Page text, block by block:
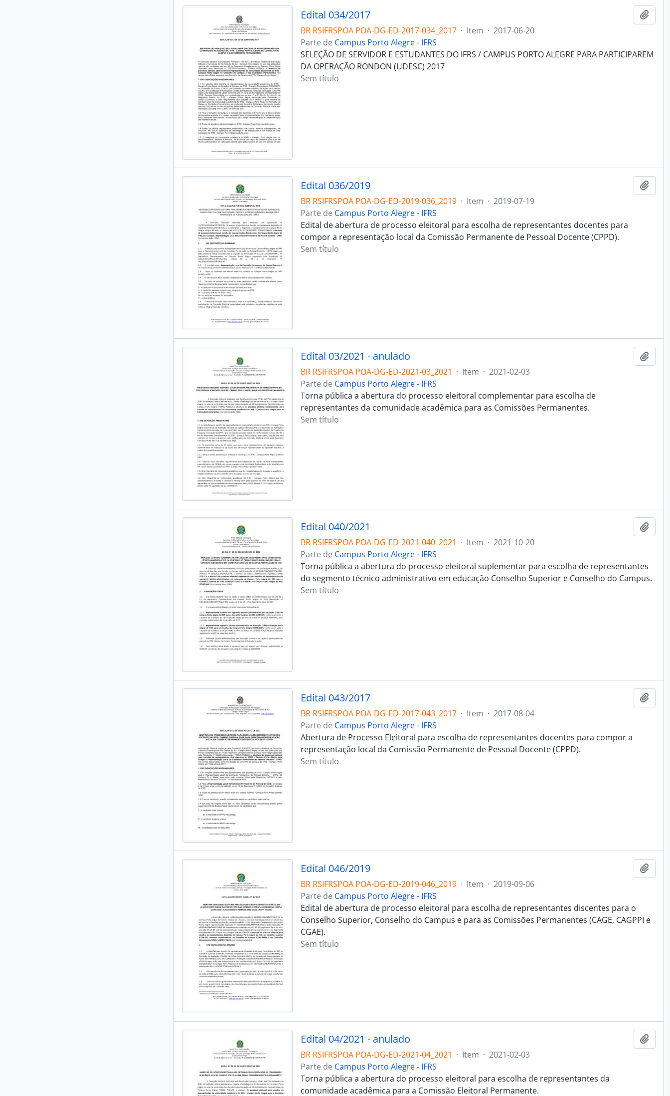
Edital 034/2017
BR RSIFRSPOA POA-DG-ED-2017-034_2017 · Item · 2017-06-20
Parte de Campus Porto Alegre - IFRS
SELEÇÃO DE SERVIDOR E ESTUDANTES DO IFRS / CAMPUS PORTO ALEGRE PARA PARTICIPAREM
DA OPERAÇÃO RONDON (UDESC) 2017
Sem título
Edital 036/2019
BR RSIFRSPOA POA-DG-ED-2019-036_2019 · Item · 2019-07-19
Parte de Campus Porto Alegre - IFRS
Edital de abertura de processo eleitoral para escolha de representantes docentes para
compor a representação local da Comissão Permanente de Pessoal Docente (CPPD).
Sem título
Edital 03/2021 - anulado
BR RSIFRSPOA POA-DG-ED-2021-03_2021 · Item · 2021-02-03
Parte de Campus Porto Alegre - IFRS
Torna pública a abertura do processo eleitoral complementar para escolha de
representantes da comunidade acadêmica para as Comissões Permanentes.
Sem título
Edital 040/2021
BR RSIFRSPOA POA-DG-ED-2021-040_2021 · Item · 2021-10-20
Parte de Campus Porto Alegre - IFRS
Torna pública a abertura do processo eleitoral suplementar para escolha de representantes
do segmento técnico administrativo em educação Conselho Superior e Conselho do Campus.
Sem título
Edital 043/2017
BR RSIFRSPOA POA-DG-ED-2017-043_2017 · Item · 2017-08-04
Parte de Campus Porto Alegre - IFRS
Abertura de Processo Eleitoral para escolha de representantes docentes para compor a
representação local da Comissão Permanente de Pessoal Docente (CPPD).
Sem título
Edital 046/2019
BR RSIFRSPOA POA-DG-ED-2019-046_2019 · Item · 2019-09-06
Parte de Campus Porto Alegre - IFRS
Edital de abertura de processo eleitoral para escolha de representantes discentes para o
Conselho Superior, Conselho do Campus e para as Comissões Permanentes (CAGE, CAGPPI e
CGAE).
Sem título
Edital 04/2021 - anulado
BR RSIFRSPOA POA-DG-ED-2021-04_2021 · Item · 2021-02-03
Parte de Campus Porto Alegre - IFRS
Torna pública a abertura do processo eleitoral para escolha de representantes da
comunidade acadêmica para a Comissão Eleitoral Permanente.